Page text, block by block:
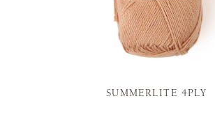
SUMMERLITE 4PLY